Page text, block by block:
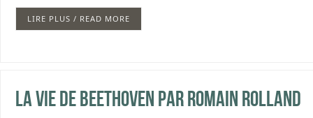
LIRE PLUS / READ MORE
La vie de Beethoven par Romain Rolland